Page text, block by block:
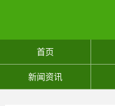
首页
新闻资讯